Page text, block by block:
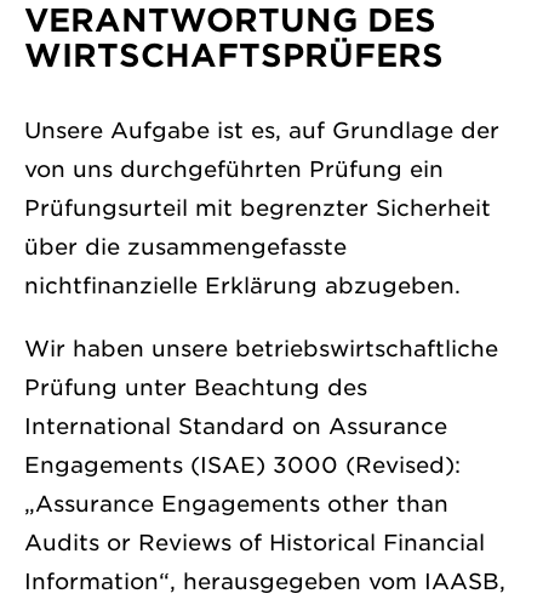
VERANTWORTUNG DES
WIRTSCHAFTSPRÜFERS
Unsere Aufgabe ist es, auf Grundlage der
von uns durchgeführten Prüfung ein
Prüfungsurteil mit begrenzter Sicherheit
über die zusammengefasste
nichtfinanzielle Erklärung abzugeben.
Wir haben unsere betriebswirtschaftliche
Prüfung unter Beachtung des
International Standard on Assurance
Engagements (ISAE) 3000 (Revised):
„Assurance Engagements other than
Audits or Reviews of Historical Financial
Information“, herausgegeben vom IAASB,